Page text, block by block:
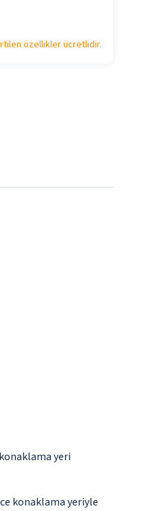
özellikler ücretlidir.
yeri
konaklama yeriyle